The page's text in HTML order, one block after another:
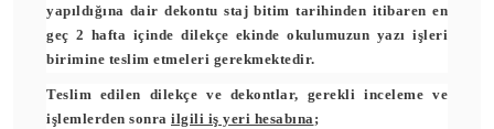
yapıldığına dair dekontu staj bitim tarihinden itibaren en
geç 2 hafta içinde dilekçe ekinde okulumuzun yazı işleri
birimine teslim etmeleri gerekmektedir.
Teslim edilen dilekçe ve dekontlar, gerekli inceleme ve
işlemlerden sonra ilgili iş yeri hesabına ;